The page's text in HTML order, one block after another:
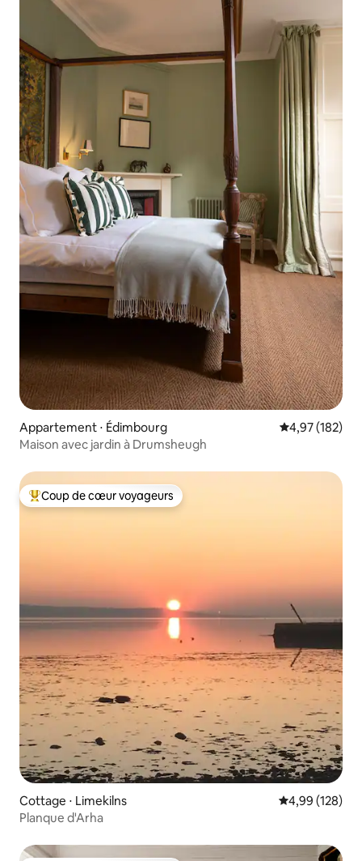
Appartement ⋅ Édimbourg Évaluation
4,97 (182)
Maison avec jardin à Drumsheugh
Coups de cœur voyageurs les plus appréciés
Coup de cœur voyageurs
Cottage ⋅ Limekilns Évaluation
4,99 (128)
Planque d'Arha